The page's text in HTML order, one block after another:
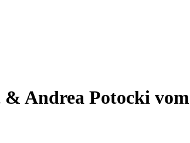
Andrea Potocki vom